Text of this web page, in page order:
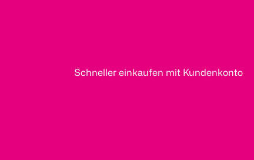
Schneller einkaufen mit Kundenkonto